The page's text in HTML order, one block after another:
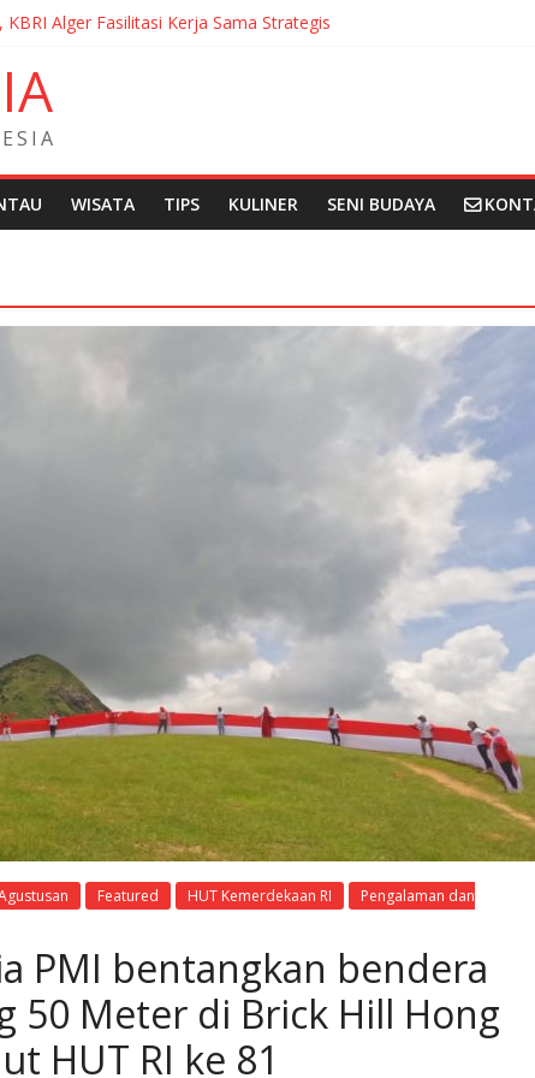
Alger Fasilitasi Kerja Sama Strategis
Merah Putih sepanjang 50 Meter di Brick Hill Hong Kong
Film Festival 2026 Montréal Kanada
Indonesia kepada Komunitas Paroki di Angola
IA
ES I A
WISATA TIPS KULINER SENI BUDAYA
Featured HUT Kemerdekaan RI
Pengalaman dan
PMI bentangkan bendera
50 Meter di Brick Hill Hong
HUT RI ke 81